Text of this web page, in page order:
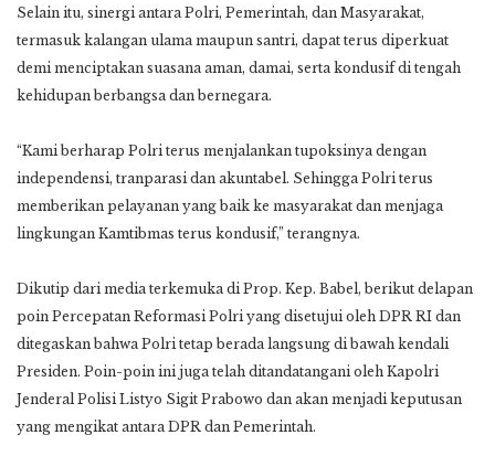
Selain itu, sinergi antara Polri, Pemerintah, dan Masyarakat,
termasuk kalangan ulama maupun santri, dapat terus diperkuat
demi menciptakan suasana aman, damai, serta kondusif di tengah
kehidupan berbangsa dan bernegara.
“Kami berharap Polri terus menjalankan tupoksinya dengan
independensi, tranparasi dan akuntabel. Sehingga Polri terus
memberikan pelayanan yang baik ke masyarakat dan menjaga
lingkungan Kamtibmas terus kondusif,” terangnya.
Dikutip dari media terkemuka di Prop. Kep. Babel, berikut delapan
poin Percepatan Reformasi Polri yang disetujui oleh DPR RI dan
ditegaskan bahwa Polri tetap berada langsung di bawah kendali
Presiden. Poin-poin ini juga telah ditandatangani oleh Kapolri
Jenderal Polisi Listyo Sigit Prabowo dan akan menjadi keputusan
yang mengikat antara DPR dan Pemerintah.